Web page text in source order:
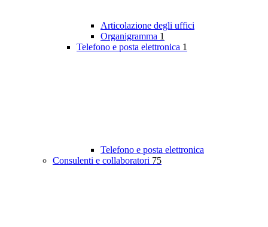
Articolazione degli uffici
Organigramma 1
Telefono e posta elettronica 1
Telefono e posta elettronica
Consulenti e collaboratori 75